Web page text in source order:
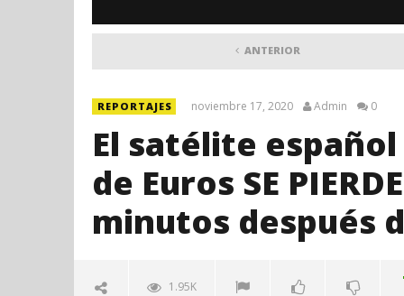
ANTERIOR
REPORTAJES noviembre 17, 2020 Admin 0
El satélite
de Euros SE
minutos después
1.95K